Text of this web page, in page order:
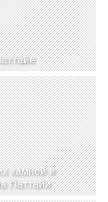
камней и
Паттайи